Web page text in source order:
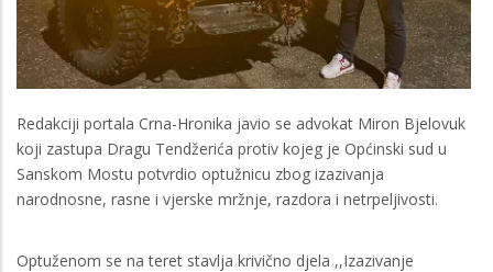
Redakciji portala Crna-Hronika javio se advokat Miron Bjelovuk
koji zastupa Dragu Tendžerića protiv kojeg je Općinski sud u
Sanskom Mostu potvrdio optužnicu zbog izazivanja
narodnosne, rasne i vjerske mržnje, razdora i netrpeljivosti.
Optuženom se na teret stavlja krivično djela ,,Izazivanje